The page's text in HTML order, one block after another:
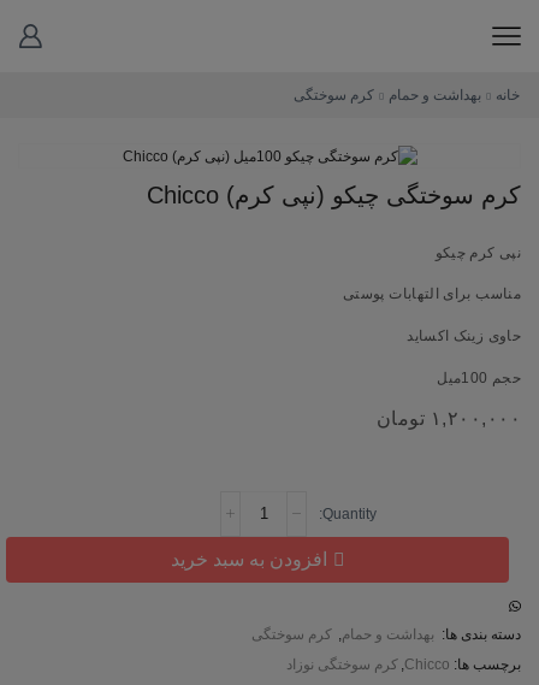
خانه بهداشت و حمام کرم سوختگی
کرم سوختگی چیکو (نپی کرم) Chicco
نپی کرم چیکو
مناسب برای التهابات پوستی
حاوی زینک اکساید
حجم 100میل
۱,۲۰۰,۰۰۰ تومان
سوختگی
(نپی
کرم)
افزودن به سبد خرید
دسته بندی ها: بهداشت و حمام, کرم سوختگی
برچسب ها: Chicco
, کرم سوختگی نوزاد